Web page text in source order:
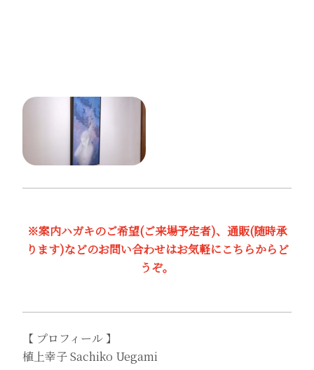
※案内ハガキのご希望(ご来場予定者)、通販(随時承
ります)などのお問い合わせはお気軽にこちらからど
うぞ。
【 プロフィール 】
植上幸子 Sachiko Uegami